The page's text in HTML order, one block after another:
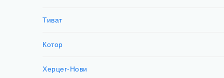
Тиват
Котор
Херцег-Нови